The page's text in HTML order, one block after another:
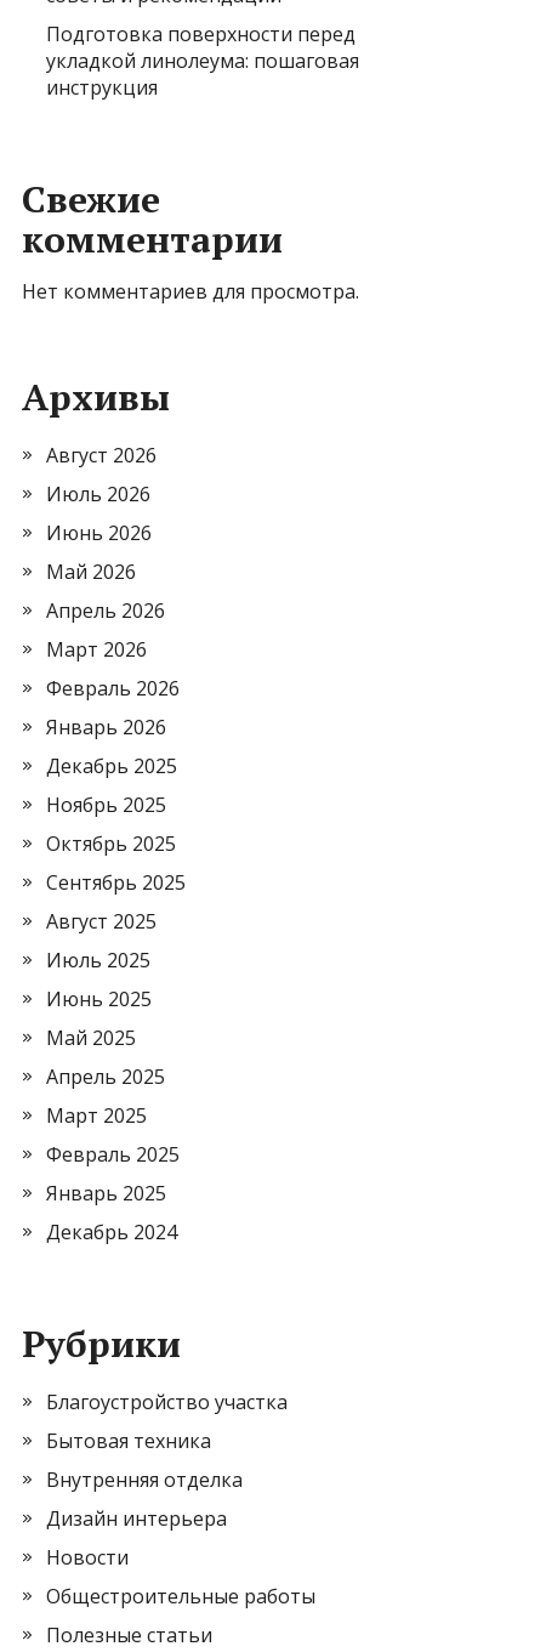
Подготовка поверхности перед
укладкой линолеума: пошаговая
инструкция
Свежие
комментарии
Нет комментариев для просмотра.
Архивы
Август 2026
Июль 2026
Июнь 2026
Май 2026
Апрель 2026
Март 2026
Февраль 2026
Январь 2026
Декабрь 2025
Ноябрь 2025
Октябрь 2025
Сентябрь 2025
Август 2025
Июль 2025
Июнь 2025
Май 2025
Апрель 2025
Март 2025
Февраль 2025
Январь 2025
Декабрь 2024
Рубрики
Благоустройство участка
Бытовая техника
Внутренняя отделка
Дизайн интерьера
Новости
Общестроительные работы
Полезные статьи